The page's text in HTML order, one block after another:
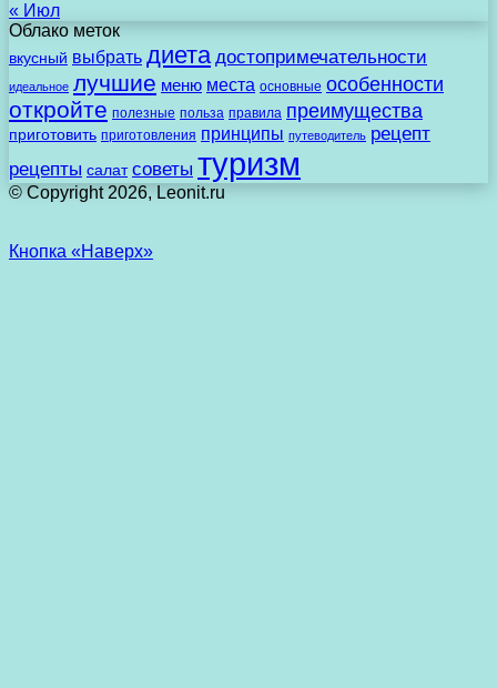
« Июл
Облако меток
вкусный выбрать диета достопримечательности
идеальное лучшие меню места основные особенности
откройте полезные польза правила преимущества
приготовить приготовления принципы путеводитель рецепт
рецепты салат советы туризм
© Copyright 2026, Leonit.ru
Кнопка «Наверх»